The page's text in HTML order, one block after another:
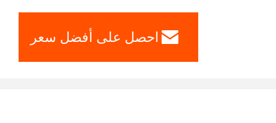
احصل على أفضل سعر